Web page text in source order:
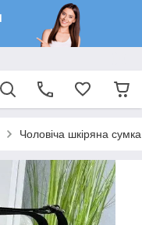
Чоловіча шкіряна